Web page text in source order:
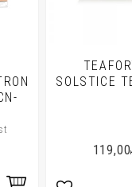
SOLSTICE
119,00